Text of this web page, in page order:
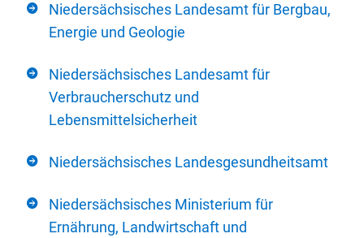
Niedersächsisches Landesamt für Bergbau,
Energie und Geologie
Niedersächsisches Landesamt für
Verbraucherschutz und
Lebensmittelsicherheit
Niedersächsisches Landesgesundheitsamt
Niedersächsisches Ministerium für
Ernährung, Landwirtschaft und